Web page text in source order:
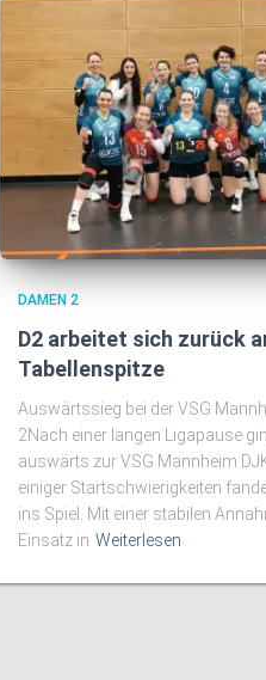
DAMEN 2
D2 arbeitet sich zurück
Tabellenspitze
Auswärtssieg bei der VSG
2Nach einer langen Ligapause
auswärts zur VSG Mannheim
einiger Startschwierigkeiten
ins Spiel. Mit einer stabilen
Einsatz in Weiterlesen